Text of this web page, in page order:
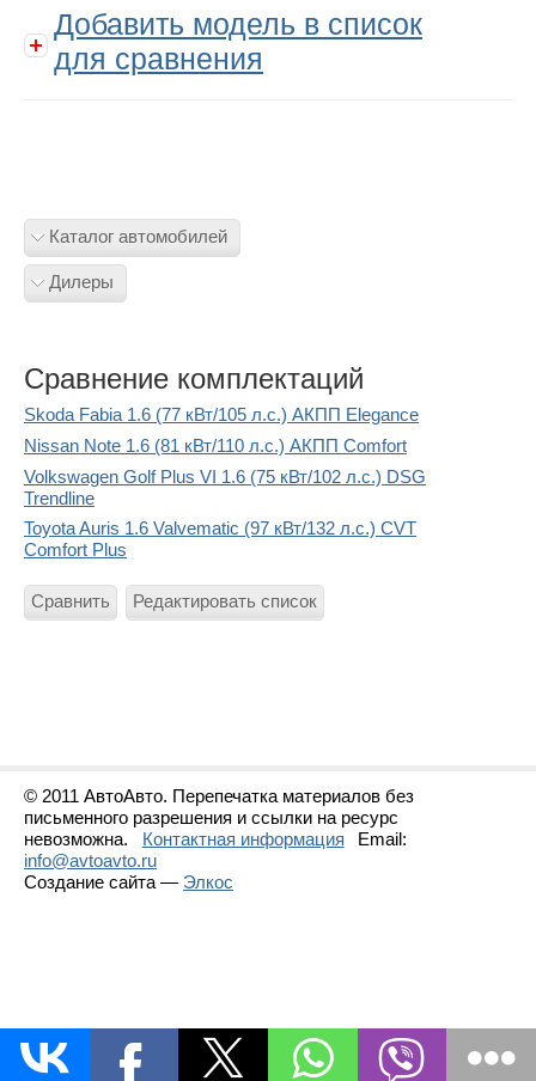
Добавить модель в список
для сравнения
Каталог автомобилей
Дилеры
Сравнение комплектаций
Skoda Fabia 1.6 (77 кВт/105 л.с.) АКПП Elegance
Nissan Note 1.6 (81 кВт/110 л.с.) АКПП Comfort
Volkswagen Golf Plus VI 1.6 (75 кВт/102 л.с.) DSG
Trendline
Toyota Auris 1.6 Valvematic (97 кВт/132 л.с.) CVT
Comfort Plus
Сравнить Редактировать список
© 2011 АвтоАвто. Перепечатка материалов без
письменного разрешения и ссылки на ресурс
невозможна.
Контактная информация
Email:
info@avtoavto.ru
Создание сайта — Элкос